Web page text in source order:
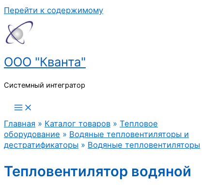
Перейти к содержимому
ООО "Кванта"
Системный интегратор
Главная » Каталог товаров » Тепловое
оборудование » Водяные тепловентиляторы и
дестратификаторы » Водяные тепловентиляторы
Тепловентилятор водяной